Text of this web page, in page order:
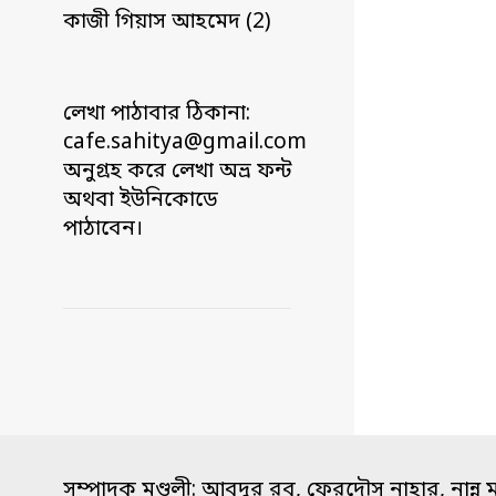
কাজী গিয়াস আহমেদ (2)
লেখা পাঠাবার ঠিকানা:
cafe.sahitya@gmail.com
অনুগ্রহ করে লেখা অভ্র ফন্ট
অথবা ইউনিকোডে
পাঠাবেন।